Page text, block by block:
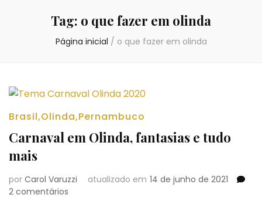
Tag: o que fazer em olinda
Página inicial / o que fazer em olinda
Brasil,Olinda,Pernambuco
Carnaval em Olinda, fantasias e tudo
mais
por Carol Varuzzi atualizado em 14 de junho de 2021
2 comentários